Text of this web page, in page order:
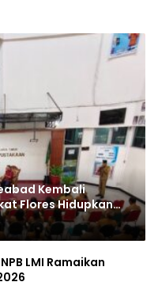
Kembali
Flores Hidupkan
LMI Ramaikan